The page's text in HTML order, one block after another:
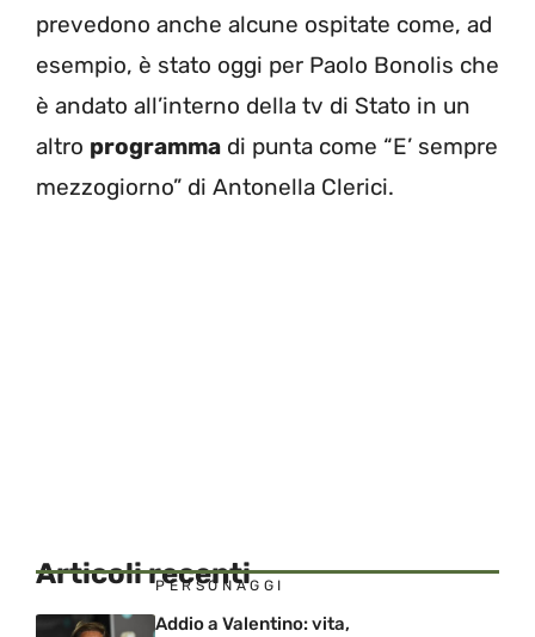
prevedono anche alcune ospitate come, ad
esempio, è stato oggi per Paolo Bonolis che
è andato all’interno della tv di Stato in un
altro programma di punta come “E’ sempre
mezzogiorno” di Antonella Clerici.
Articoli recenti
PERSONAGGI
Addio a Valentino: vita,